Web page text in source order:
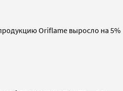
Oriflame выросло на 5%